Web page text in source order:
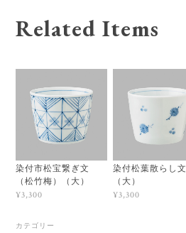
Related Items
染付市松宝繋ぎ文
（松竹梅）（大）
¥3,300
染付松葉散らし文
（大）
¥3,300
カテゴリー